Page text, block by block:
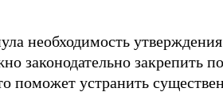
необходимость
законодательно закрепить
поможет устранить